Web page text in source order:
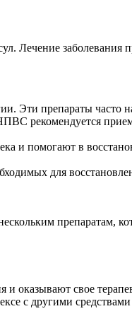
Лечение заболевания
Эти препараты часто
рекомендуется
и помогают в
для
препаратам,
оказывают свое
с другими